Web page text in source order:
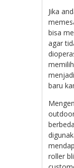
Jika
bisa
agar
baru
roller